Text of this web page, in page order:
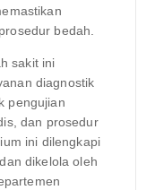
bedah.
sakit ini
diagnostik
pengujian
dan prosedur
ini dilengkapi
dikelola oleh